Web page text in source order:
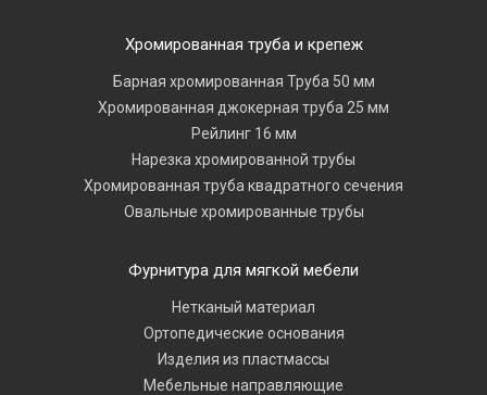
Хромированная труба и крепеж
Барная хромированная Труба 50 мм
Хромированная джокерная труба 25 мм
Рейлинг 16 мм
Нарезка хромированной трубы
Хромированная труба квадратного сечения
Овальные хромированные трубы
Фурнитура для мягкой мебели
Нетканый материал
Ортопедические основания
Изделия из пластмассы
Мебельные направляющие